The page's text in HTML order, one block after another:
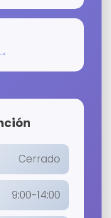
Cerrado
9:00-14:00